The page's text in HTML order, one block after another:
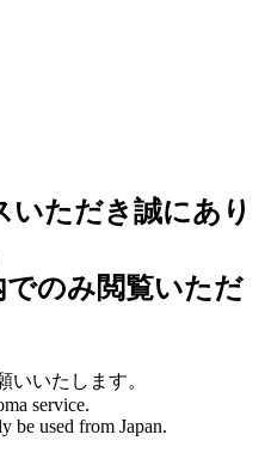
いただき誠にあり
のみ閲覧いただ
いいたします。
service.
be used from Japan.